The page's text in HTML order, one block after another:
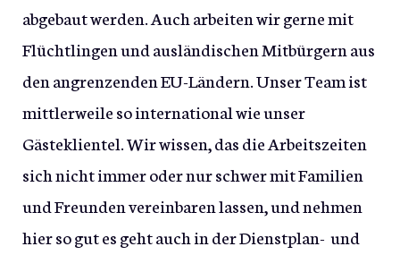
abgebaut werden. Auch arbeiten wir gerne mit
Flüchtlingen und ausländischen Mitbürgern aus
den angrenzenden EU-Ländern. Unser Team ist
mittlerweile so international wie unser
Gästeklientel. Wir wissen, das die Arbeitszeiten
sich nicht immer oder nur schwer mit Familien
und Freunden vereinbaren lassen, und nehmen
hier so gut es geht auch in der Dienstplan- und